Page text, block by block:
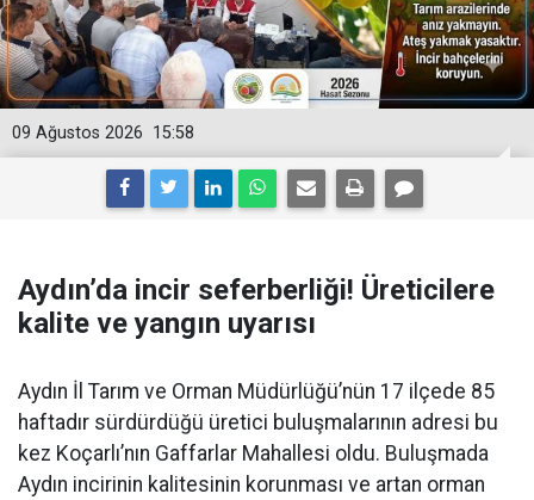
15:58
09 Ağustos 2026
Aydın’da incir seferberliği! Üreticilere
kalite ve yangın uyarısı
Aydın İl Tarım ve Orman Müdürlüğü’nün 17 ilçede 85
haftadır sürdürdüğü üretici buluşmalarının adresi bu
kez Koçarlı’nın Gaffarlar Mahallesi oldu. Buluşmada
Aydın incirinin kalitesinin korunması ve artan orman